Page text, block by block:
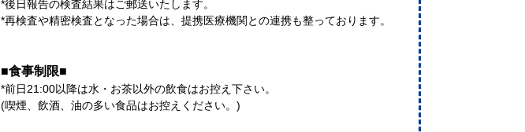
*後日報告の検査結果はご郵送いたします。
*再検査や精密検査となった場合は、提携医療機関との連携も整っております。
■食事制限■
*前日21:00以降は水・お茶以外の飲食はお控え下さい。
(喫煙、飲酒、油の多い食品はお控えください。)